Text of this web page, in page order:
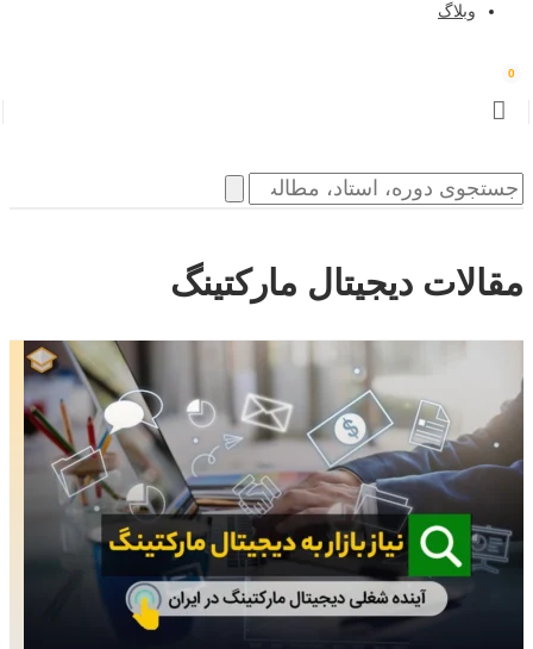
وبلاگ
0
مقالات دیجیتال مارکتینگ